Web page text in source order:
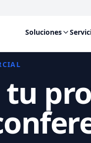
Soluciones
tu